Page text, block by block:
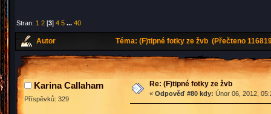
Stran: 1 2 [3]4 5 ...40
Autor Téma: (F)tipné fotky ze žvb (Přečteno
Karina Callaham
Příspěvků: 329
Re: (F)tipné fotky ze žvb
« Odpověď #80 kdy: Únor 06, 2012,